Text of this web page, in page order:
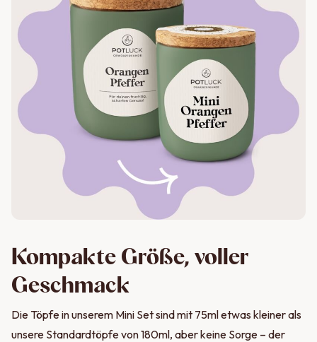
Kompakte Größe, voller
Geschmack
Die Töpfe in unserem Mini Set sind mit 75ml etwas kleiner als
unsere Standardtöpfe von 180ml, aber keine Sorge – der